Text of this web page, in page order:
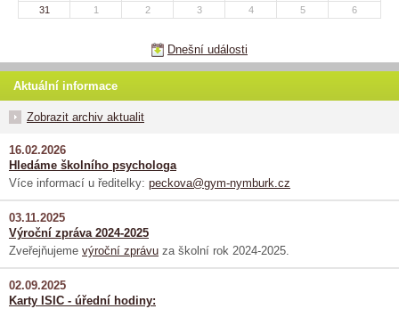
31 1 2 3 4 5 6
Dnešní události
Aktuální informace
Zobrazit archiv aktualit
16.02.2026
Hledáme školního psychologa
Více informací u ředitelky: peckova@gym-nymburk.cz
03.11.2025
Výroční zpráva 2024-2025
Zveřejňujeme výroční zprávu za školní rok 2024-2025.
02.09.2025
Karty ISIC - úřední hodiny: